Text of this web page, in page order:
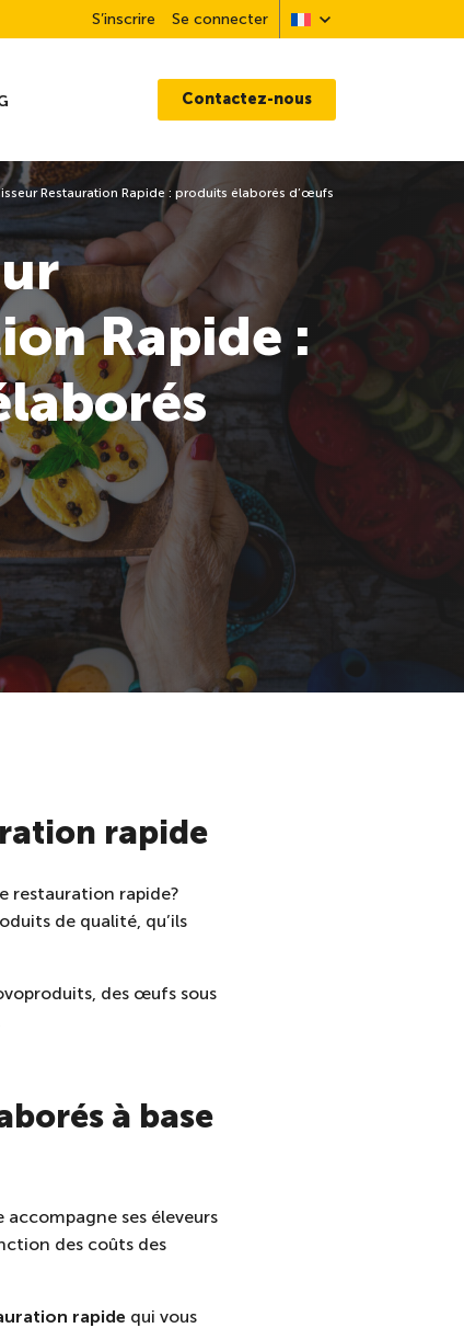
S’inscrire Se connecter
Contactez-nous
Rapide :
Restauration Rapide : produits élaborés d’œufs
rapide
restauration rapide ?
de qualité, qu’ils
des œufs sous
à base
ses éleveurs
des coûts des
rapide qui vous